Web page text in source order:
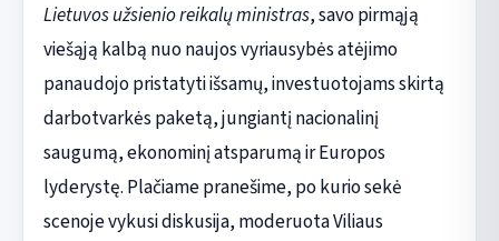
Lietuvos užsienio reikalų ministras, savo pirmąją
viešąją kalbą nuo naujos vyriausybės atėjimo
panaudojo pristatyti išsamų, investuotojams skirtą
darbotvarkės paketą, jungiantį nacionalinį
saugumą, ekonominį atsparumą ir Europos
lyderystę. Plačiame pranešime, po kurio sekė
scenoje vykusi diskusija, moderuota Viliaus